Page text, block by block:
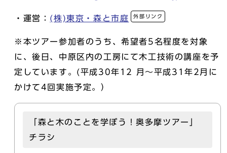
・運営： (株)東京・森と市庭 外部リンク
※本ツアー参加者のうち、希望者5名程度を対象
に、後日、中原区内の工房にて木工技術の講座を予
定しています。(平成30年12 月～平成31年2月に
かけて4回実施予定。）
「森と木のことを学ぼう！奥多摩ツアー」
チラシ